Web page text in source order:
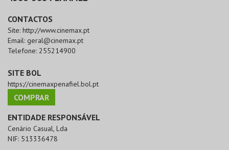
CONTACTOS
Site: http://www.cinemax.pt
Email: geral@cinemax.pt
Telefone: 255214900
SITE BOL
https://cinemaxpenafiel.bol.pt
COMPRAR
ENTIDADE RESPONSÁVEL
Cenário Casual, Lda
NIF: 513336478